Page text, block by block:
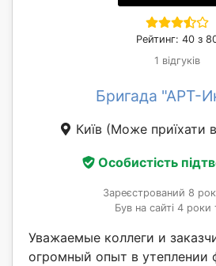
Рейтинг: 40 з
1 відгуків
Бригада "АРТ-
Київ (Може приїхати
Особистість
Зареєстрований 8
Був на сайті 4 роки
Уважаемые коллеги и
огромный опыт в утеплении